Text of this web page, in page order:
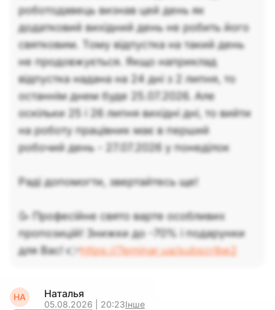
роботодавець визнав цей день як
додатковий вихідний день не робить його
святковим. Тому відпустка на такий день
не продовжується. Якщо наприклад
відпустка надана на 24 дні з 2 липня, то
останнім днем буде 25.07.2026. Але
оскільки 25 і 26 липня вихідні дні, то вийти
на роботу працівник має в перший
робочий день - 27.07.2026 у понеділок
Раді допомогти, звертайтесь ще!
🥳 Професійне свято варте особливих
пропозицій! Знижки до -70% і подарунки
для Вас! 👉https://7eminar.ua/subscribe2
НА Наталья
05.08.2026 | 20:23Інше